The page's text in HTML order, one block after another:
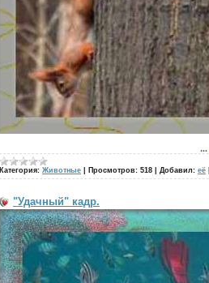
...
Категория: Животные Просмотров: 518 Добавил: её
"Удачный" кадр.